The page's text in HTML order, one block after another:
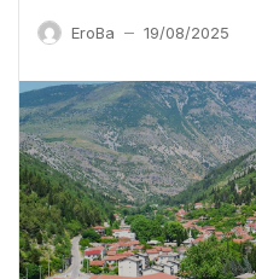
EroBa — 19/08/2025